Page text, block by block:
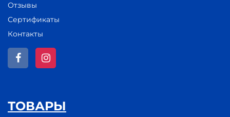
Отзывы
Сертификаты
Контакты
ТОВАРЫ